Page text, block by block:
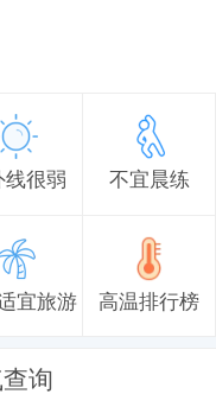
线很弱 不宜晨练
宜旅游 高温排行榜
询